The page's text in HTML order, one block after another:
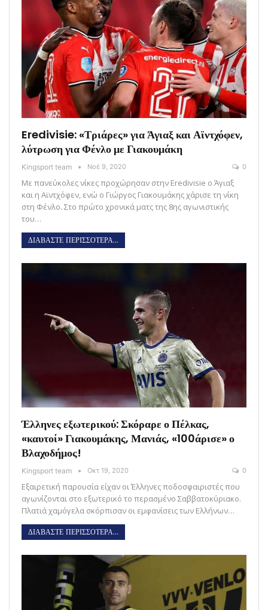
Eredivisie: «Τριάρες» για Άγιαξ και Αϊντχόφεν,
λύτρωση για Φένλο με Γιακουμάκη
Kingsport team Νοέ 9, 2020 0
Με πανεύκολες νίκες προχώρησαν στην Eredivisie ο Άγιαξ
και η Αϊντχόφεν, ενώ ο Γιώργος Γιακουμάκης χάρισε τη νίκη
στη Φένλο. Στο πρώτο χρονικά ματς της 8ης αγωνιστικής
του…
ΔΙΑΒΑΣΤΕ ΠΕΡΙΣΣΟΤΕΡΑ...
Έλληνες εξωτερικού: Σκόραρε ο Πέλκας,
«καυτοί» Γιακουμάκης, Μανιάς, «100άρισε» ο
Βλαχοδήμος!
Kingsport team Οκτ 19, 2020 0
Εξαιρετική παρουσία είχαν οι Έλληνες ποδοσφαιριστές που
αγωνίζονται στο εξωτερικό το περασμένο Σαββατοκύριακο.
Πλατιά χαμόγελα σκόρπισαν οι εμφανίσεις των Ελλήνων…
ΔΙΑΒΑΣΤΕ ΠΕΡΙΣΣΟΤΕΡΑ...